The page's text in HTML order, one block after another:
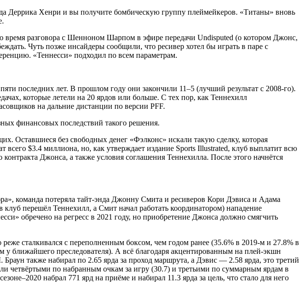
Деррика Хенри и вы получите бомбическую группу плеймейкеров. «Титаны» вновь
время разговора с Шенноном Шарпом в эфире передачи Undisputed (о котором Джонс,
Чуть позже инсайдеры сообщили, что ресивер хотел бы играть в паре с
«Теннесси» подходил по всем параметрам.
последних лет. В прошлом году они закончили 11–5 (лучший результат с 2008-го).
которые летели на 20 ярдов или больше. С тех пор, как Теннехилл
на дальние дистанции по версии PFF.
финансовых последствий такого решения.
Оставшиеся без свободных денег «Фэлконс» искали такую сделку, которая
$3.4 миллиона, но, как утверждает издание Sports Illustrated, клуб выплатит всю
Джонса, а также условия соглашения Теннехилла. После этого начнётся
команда потеряла тайт-энда Джонну Смита и ресиверов Кори Дэвиса и Адама
перешёл Теннехилл, а Смит начал работать координатором) нападение
обречено на регресс в 2021 году, но приобретение Джонса должно смягчить
сталкивался с переполненным боксом, чем годом ранее (35.6% в 2019-м и 27.8% в
ближайшего преследователя). А всё благодаря акцентированным на плей-экшн
также набирал по 2.65 ярда за проход маршрута, а Дэвис — 2.58 ярда, это третий
четвёртыми по набранным очкам за игру (30.7) и третьими по суммарным ярдам в
набрал 771 ярд на приёме и набирал 11.3 ярда за цель, что стало для него